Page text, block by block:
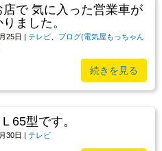
店で 気に入った営業車が
ました。
25日 |テレビ
ブログ(電気屋もっちゃん
続きを見る
65型です。
30日 |テレビ